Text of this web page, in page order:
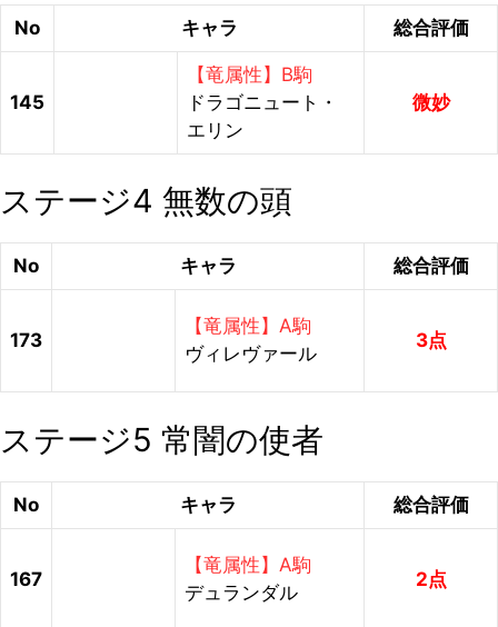
No キャラ 総合評価
145
【竜属性】B駒
ドラゴニュート・
エリン
微妙
ステージ4 無数の頭
No キャラ 総合評価
173
【竜属性】A駒
ヴィレヴァール
3点
ステージ5 常闇の使者
No キャラ 総合評価
167
【竜属性】A駒
デュランダル
2点